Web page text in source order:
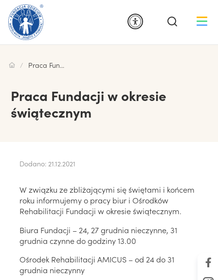
Praca Fundacji w okresie świątecznym
Praca Fundacji w okresie
świątecznym
Dodano: 21.12.2021
W związku ze zbliżającymi się świętami i końcem
roku informujemy o pracy biur i Ośrodków
Rehabilitacji Fundacji w okresie świątecznym.
Biura Fundacji – 24, 27 grudnia nieczynne, 31
grudnia czynne do godziny 13.00
Ośrodek Rehabilitacji AMICUS – od 24 do 31
grudnia nieczynny